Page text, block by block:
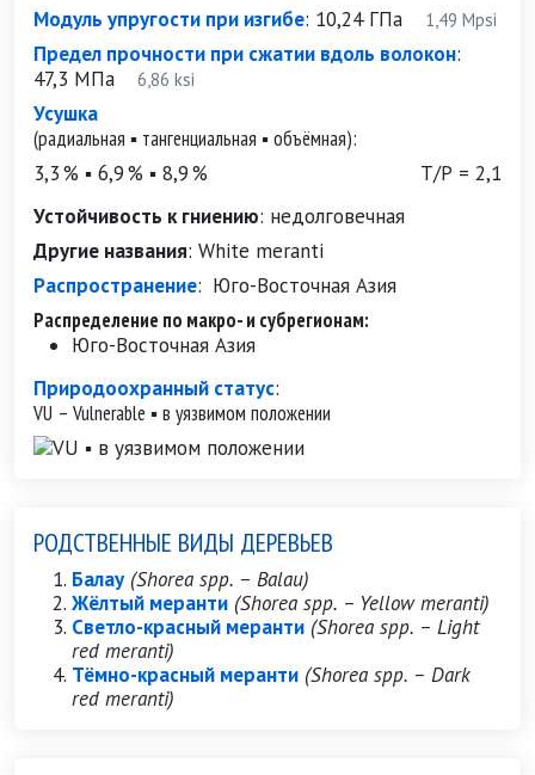
Модуль упругости при изгибе: 10,24 ГПа 1,49 Mpsi
Предел прочности при сжатии вдоль волокон:
47,3 МПа 6,86 ksi
Усушка
(радиальная ▪ тангенциальная ▪ объёмная):
3,3 % ▪ 6,9 % ▪ 8,9 %
Т/Р = 2,1
Устойчивость к гниению: недолговечная
Другие названия: White meranti
Распространение: Юго-Восточная Азия
Распределение по макро- и субрегионам:
Юго-Восточная Азия
Природоохранный статус:
VU – Vulnerable ▪ в уязвимом положении
РОДСТВЕННЫЕ ВИДЫ ДЕРЕВЬЕВ
Балау (Shorea spp. – Balau)
Жёлтый меранти (Shorea spp. – Yellow meranti)
Светло-красный меранти (Shorea spp. – Light
red meranti)
Тёмно-красный меранти (Shorea spp. – Dark
red meranti)